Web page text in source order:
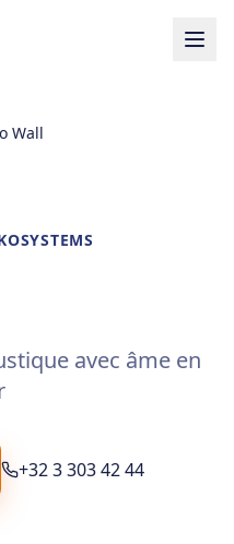
Wall
avec âme en
+32 3 303 42 44